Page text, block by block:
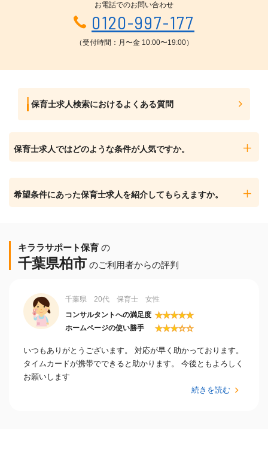
お電話でのお問い合わせ
0120-997-177
（受付時間：月〜金 10:00〜19:00）
保育士求人検索におけるよくある質問
保育士求人ではどのような条件が人気ですか。
希望条件にあった保育士求人を紹介してもらえますか。
キララサポート保育 の
千葉県柏市 のご利用者からの評判
千葉県 20代 保育士 女性
コンサルタントへの満足度 ★★★★★
ホームページの使い勝手 ★★★☆☆
いつもありがとうございます。 対応が早く助かっております。
タイムカードが携帯でできると助かります。 今後ともよろしく
お願いします
続きを読む